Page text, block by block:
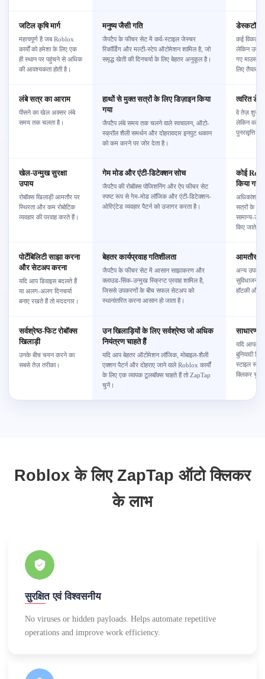
जटिल कृषि मार्ग
महत्वपूर्ण है जब Roblox
कार्यों को हमेशा के लिए एक
ही स्थान पर पहुंचने से अधिक
की आवश्यकता होती है।
मनुष्य जैसी गति
जैपटैप के फीचर सेट में कर्व-स्टाइल जेस्चर
रिकॉर्डिंग और मल्टी-स्टेप ऑटोमेशन शामिल है, जो
समृद्ध खेती की दिनचर्या के लिए बेहतर अनुकूल है।
डेस्कटॉप
कई विकल्प
लेकिन उन्हें
गए माउस
लिए तैयार
लंबे सत्र का आराम
पीसने का खेल अक्सर लंबे
समय तक चलता है।
हाथों से मुक्त सत्रों के लिए डिज़ाइन किया
गया
जैपटैप लंबे समय तक चलने वाले स्वचालन, ऑटो-
स्क्रॉल शैली समर्थन और दोहरावदार इनपुट थकान
को कम करने पर जोर देता है।
त्वरित
वे तेज़ शुरुआत
लेकिन
पुनरावृत्ति
खेल-उन्मुख सुरक्षा
उपाय
रोबॉक्स खिलाड़ी आमतौर पर
स्थिरता और कम रोबोटिक
व्यवहार की परवाह करते हैं।
गेम मोड और एंटी-डिटेक्शन सोच
जैपटैप की रोबॉक्स पोजिशनिंग और ऐप फीचर सेट
स्पष्ट रूप से गेम-मोड लॉजिक और एंटी-डिटेक्शन-
ओरिएंटेड व्यवहार पैटर्न को उजागर करता है।
कोई
किया गया
अधिकांश
सत्रों के
सामान्य-
किए जाते हैं।
पोर्टेबिलिटी साझा करना
और सेटअप करना
यदि आप डिवाइस बदलते हैं
या अलग-अलग दिनचर्या
बनाए रखते हैं तो मददगार।
बेहतर कार्यप्रवाह गतिशीलता
जैपटैप के फीचर सेट में आसान साझाकरण और
क्लाउड-सिंक-उन्मुख स्क्रिप्ट प्रवाह शामिल है,
जिससे उपकरणों के बीच सफल सेटअप को
स्थानांतरित करना आसान हो जाता है।
आमतौर
अन्य
सुविधाजनक
हॉटकी और
सर्वश्रेष्ठ-फिट रोबॉक्स
खिलाड़ी
उनके बीच चयन करने का
सबसे तेज़ तरीका।
उन खिलाड़ियों के लिए सर्वश्रेष्ठ जो अधिक
नियंत्रण चाहते हैं
यदि आप बेहतर ऑटोमेशन लॉजिक, मोबाइल-शैली
एक्शन पैटर्न और दोहराए जाने वाले Roblox कार्यों
के लिए एक व्यापक टूलबॉक्स चाहते हैं तो ZapTap
चुनें।
साधारण
यदि आपका
बुनियादी
स्टाइल
क्लिकर चुनें।
Roblox के लिए ZapTap ऑटो क्लिकर
के लाभ
सुरक्षित एवं विश्वसनीय
No viruses or hidden payloads. Helps automate repetitive
operations and improve work efficiency.